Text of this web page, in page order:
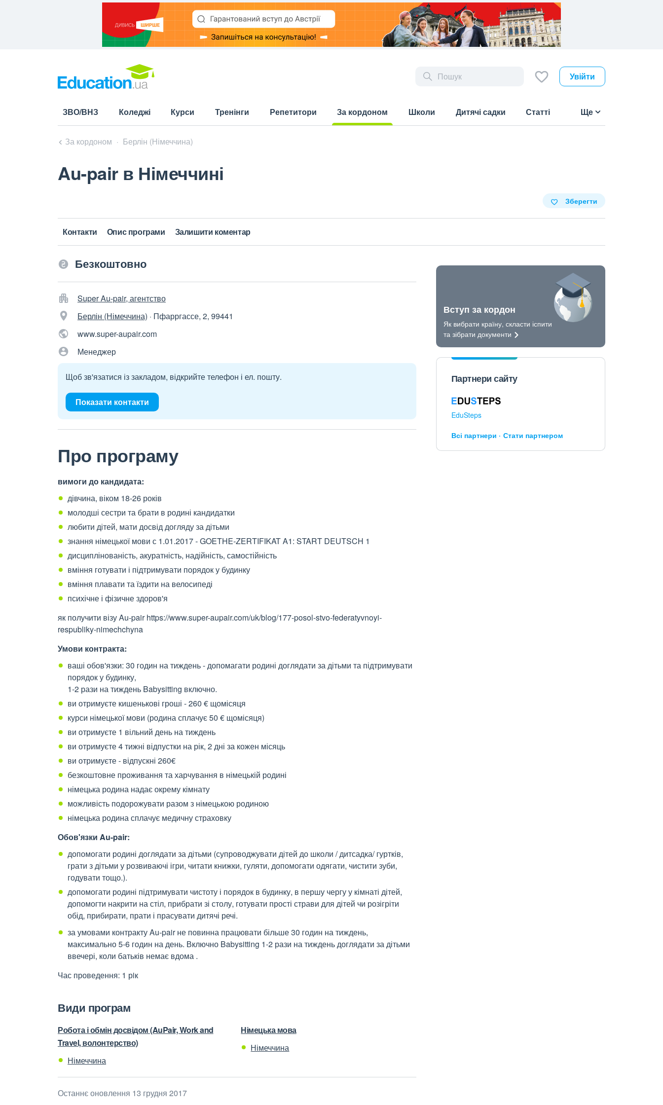
Увійти
ЗВО/ВНЗ Коледжі Курси Тренінги Репетитори
За кордоном
Школи Дитячі садки Статті Ще
За кордоном Берлін (Німеччина)
Au-pair в Німеччині
Зберегти
Контакти Опис програми Залишити коментар
Безкоштовно
Super Au-pair, агентство
Берлін (Німеччина) · Пфарргассе, 2, 99441
www.super-aupair.com
Менеджер
Щоб зв'язатися із закладом, відкрийте телефон і ел. пошту.
Показати контакти
Про програму
вимоги до кандидата:
дівчина, віком 18-26 років
молодші сестри та брати в родині кандидатки
любити дітей, мати досвід догляду за дітьми
знання німецької мови с 1.01.2017 - GOETHE-ZERTIFIKAT A1: START DEUTSCH 1
дисциплінованість, акуратність, надійність, самостійність
вміння готувати і підтримувати порядок у будинку
вміння плавати та їздити на велосипеді
психічне і фізичне здоров'я
як получити візу Au-pair https://www.super-aupair.com/uk/blog/177-posol-stvo-federatyvnoyi-
respubliky-nimechchyna
Умови контракта:
ваші обов'язки: 30 годин на тиждень - допомагати родині доглядати за дітьми та підтримувати
порядок у будинку,
1-2 рази на тиждень Babysitting включно.
ви отримуєте кишенькові гроші - 260 € щомісяця
курси німецької мови (родина сплачує 50 € щомісяця)
ви отримуєте 1 вільний день на тиждень
ви отримуєте 4 тижні відпустки на рік, 2 дні за кожен місяць
ви отримуєте - відпускні 260€
безкоштовне проживання та харчування в німецькій родині
німецька родина надає окрему кімнату
можливість подорожувати разом з німецькою родиною
німецька родина сплачує медичну страховку
Обов'язки Au-pair:
допомогати родині доглядати за дітьми (супроводжувати дітей до школи / дитсадка/ гуртків,
грати з дітьми у розвиваючі ігри, читати книжки, гуляти, допомогати одягати, чистити зуби,
годувати тощо.).
допомогати родині підтримувати чистоту і порядок в будинку, в першу чергу у кімнаті дітей,
допомогти накрити на стіл, прибрати зі столу, готувати прості страви для дітей чи розігріти
обід, прибирати, прати і прасувати дитячі речі.
за умовами контракту Au-pair не повинна працювати більше 30 годин на тиждень,
максимально 5-6 годин на день. Включно Babysitting 1-2 рази на тиждень доглядати за дітьми
ввечері, коли батьків немає вдома .
Час проведення: 1 рiк
Види програм
Робота і обмін досвідом (AuPair, Work and
Travel, волонтерство)
Німеччина
Німецька мова
Німеччина
Останнє оновлення 13 грудня 2017
Вступ за кордон
Як вибрати країну, скласти іспити
та зібрати документи
Партнери сайту
EduSteps
Всі партнери Стати партнером